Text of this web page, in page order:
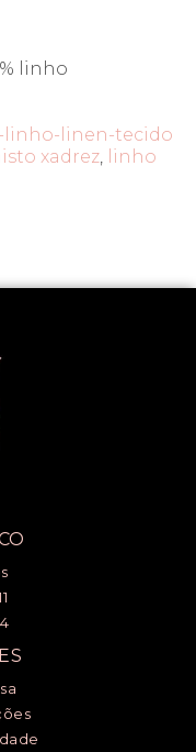
linho
linho-linen-tecido
xadrez, linho